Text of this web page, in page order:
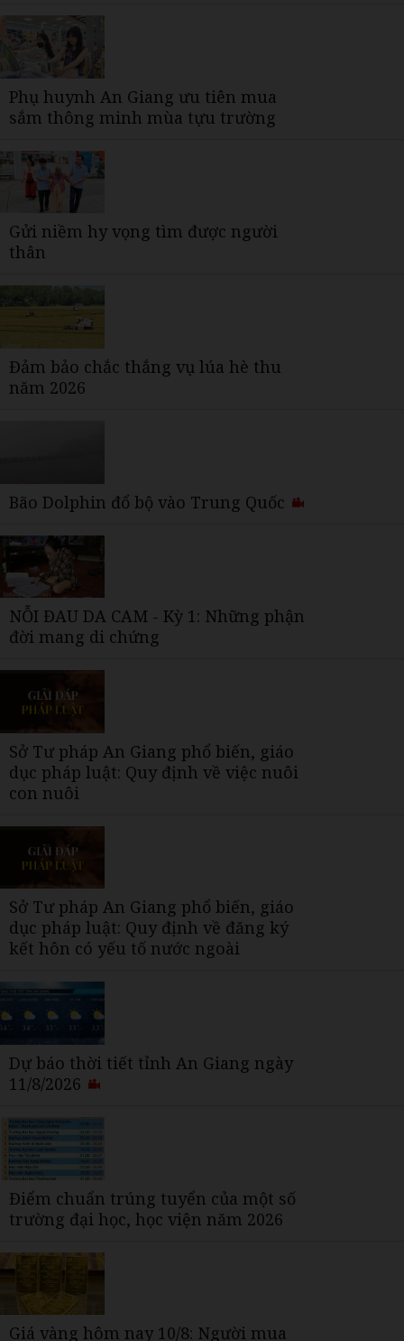
Phụ huynh An Giang ưu tiên mua
sắm thông minh mùa tựu trường
Gửi niềm hy vọng tìm được người
thân
Đảm bảo chắc thắng vụ lúa hè thu
năm 2026
Bão Dolphin đổ bộ vào Trung Quốc
NỖI ĐAU DA CAM - Kỳ 1: Những phận
đời mang di chứng
Sở Tư pháp An Giang phổ biến, giáo
dục pháp luật: Quy định về việc nuôi
con nuôi
Sở Tư pháp An Giang phổ biến, giáo
dục pháp luật: Quy định về đăng ký
kết hôn có yếu tố nước ngoài
Dự báo thời tiết tỉnh An Giang ngày
11/8/2026
Điểm chuẩn trúng tuyển của một số
trường đại học, học viện năm 2026
Giá vàng hôm nay 10/8: Người mua